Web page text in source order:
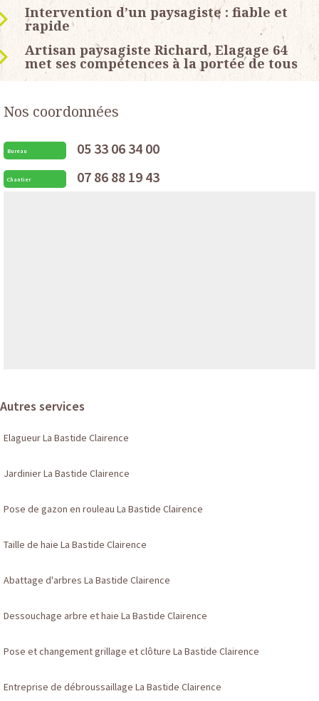
Intervention d’un paysagiste : fiable et
rapide
Artisan paysagiste Richard, Elagage 64
met ses compétences à la portée de tous
Nos coordonnées
Bureau 05 33 06 34 00
Chantier 07 86 88 19 43
Autres services
Elagueur La Bastide Clairence
Jardinier La Bastide Clairence
Pose de gazon en rouleau La Bastide Clairence
Taille de haie La Bastide Clairence
Abattage d'arbres La Bastide Clairence
Dessouchage arbre et haie La Bastide Clairence
Pose et changement grillage et clôture La Bastide Clairence
Entreprise de débroussaillage La Bastide Clairence